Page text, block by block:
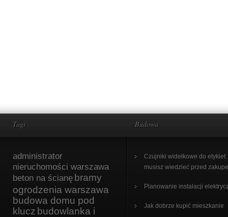
Tagi
administrator
nieruchomości warszawa
beton na ścianę bramy
ogrodzenia warszawa
budowa domu pod
klucz budowlanka i
Budowa
Czujniki widełkowe do
musisz wiedzieć przed
Planowanie instalacji
Jak dobrze kupić mieszkanie